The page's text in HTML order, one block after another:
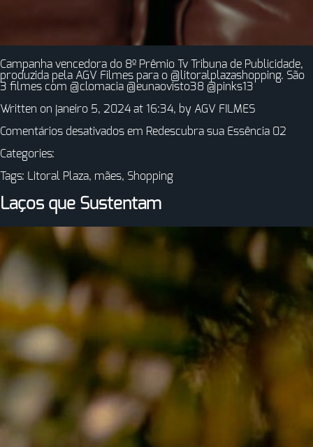
Campanha vencedora do 8º Prêmio Tv Tribuna de Publicidade,
produzida pela AGV Filmes para o @litoralplazashopping. São
3 filmes com @clomacia @eunaovisto38 @pinks13
Written on janeiro 5, 2024 at 16:34, by AGV FILMES
Comentários desativados em Redescubra sua Essência 02
Categories:
Tags: Litoral Plaza, mães, Shopping
Laços que Sustentam